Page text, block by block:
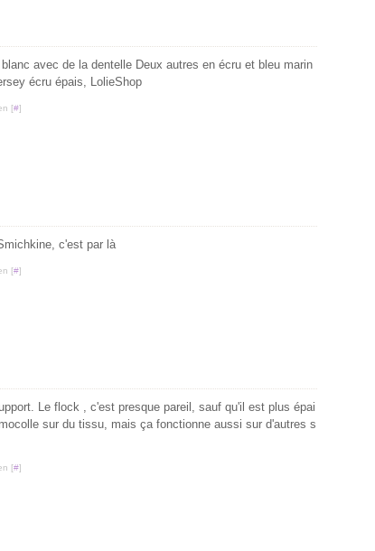
avec de la dentelle Deux autres en écru et bleu marin
écru épais, LolieShop
[#]
c'est par là
[#]
Le flock , c'est presque pareil, sauf qu'il est plus épai
sur du tissu, mais ça fonctionne aussi sur d'autres s
[#]